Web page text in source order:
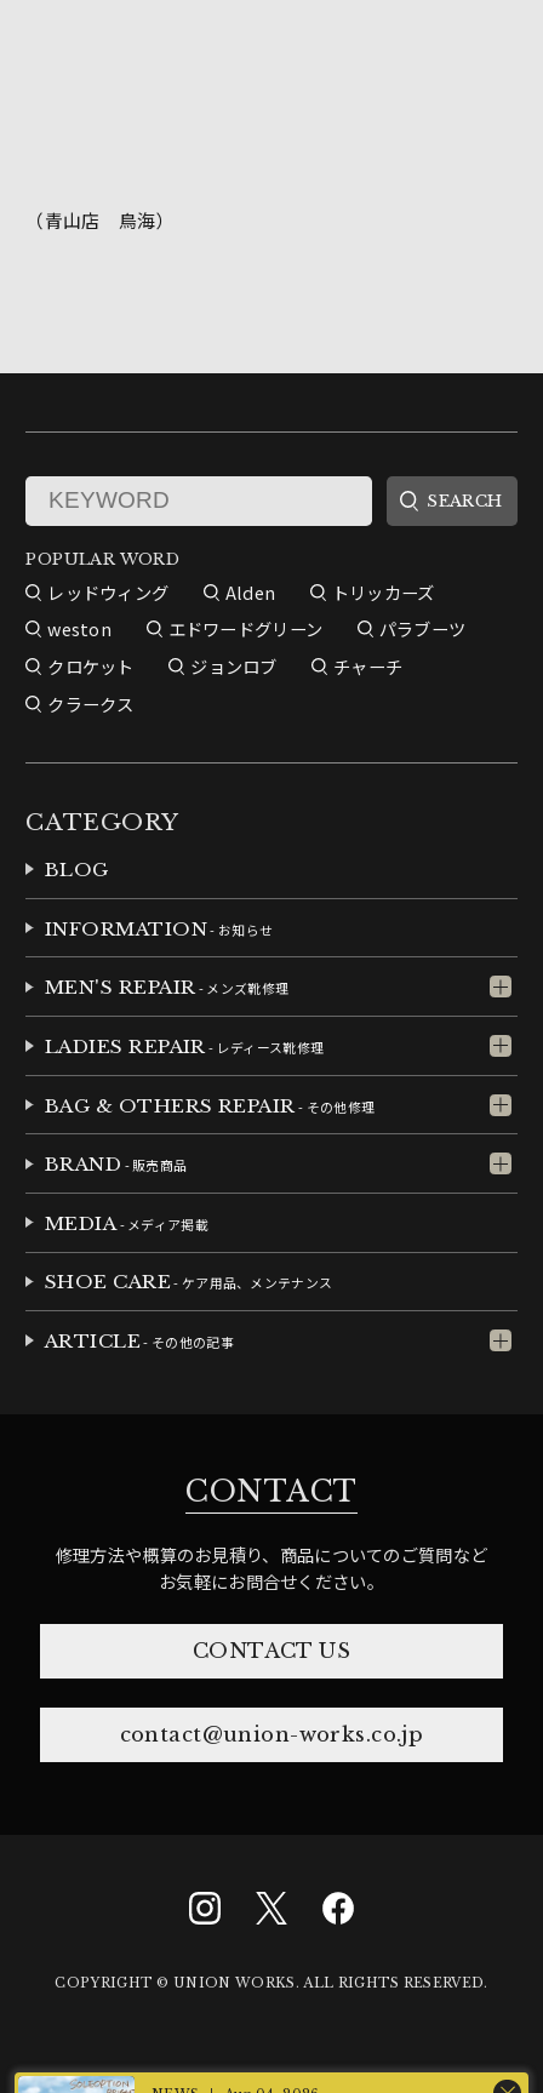
（青山店 鳥海）
POPULAR WORD
レッドウィング Alden
トリッカーズ
weston
エドワードグリーン
パラブーツ
クロケット
ジョンロブ
チャーチ
クラークス
CATEGORY
BLOG
INFORMATION- お知らせ
MEN'S REPAIR- メンズ靴修理
LADIES REPAIR- レディース靴修理
BAG & OTHERS REPAIR - その他修理
BRAND - 販売商品
MEDIA- メディア掲載
SHOE CARE- ケア用品、メンテナンス
ARTICLE- その他の記事
CONTACT
修理方法や概算のお見積り、商品についてのご質問など
お気軽にお問合せください。
CONTACT US
contact@union-works.co.jp
COPYRIGHT © UNION WORKS. ALL RIGHTS RESERVED.